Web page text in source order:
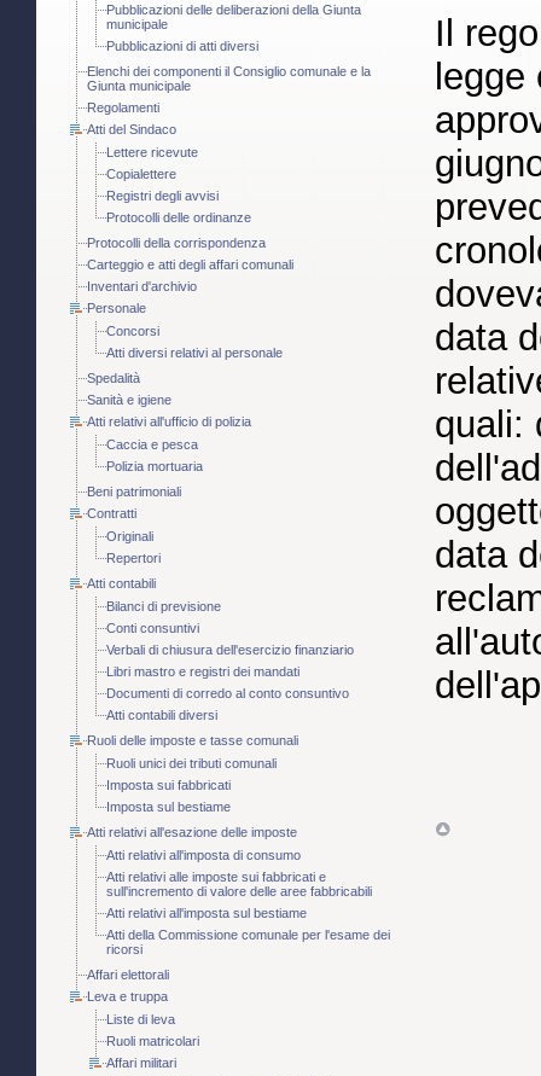
Pubblicazioni delle deliberazioni della Giunta
municipale
Pubblicazioni di atti diversi
Elenchi dei componenti il Consiglio comunale e la
Giunta municipale
Regolamenti
Atti del Sindaco
Lettere ricevute
Copialettere
Registri degli avvisi
Protocolli delle ordinanze
Protocolli della corrispondenza
Carteggio e atti degli affari comunali
Inventari d'archivio
Personale
Concorsi
Atti diversi relativi al personale
Spedalità
Sanità e igiene
Atti relativi all'ufficio di polizia
Caccia e pesca
Polizia mortuaria
Beni patrimoniali
Contratti
Originali
Repertori
Atti contabili
Bilanci di previsione
Conti consuntivi
Verbali di chiusura dell'esercizio finanziario
Libri mastro e registri dei mandati
Documenti di corredo al conto consuntivo
Atti contabili diversi
Ruoli delle imposte e tasse comunali
Ruoli unici dei tributi comunali
Imposta sui fabbricati
Imposta sul bestiame
Atti relativi all'esazione delle imposte
Atti relativi all'imposta di consumo
Atti relativi alle imposte sui fabbricati e
sull'incremento di valore delle aree fabbricabili
Atti relativi all'imposta sul bestiame
Atti della Commissione comunale per l'esame dei
ricorsi
Affari elettorali
Leva e truppa
Liste di leva
Ruoli matricolari
Affari militari
Il
legge
data
quali:
data